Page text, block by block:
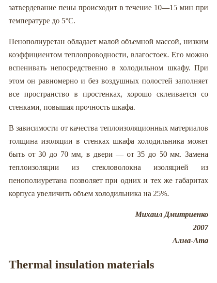
затвердевание пены происходит в течение 10—15 мин при
температуре до 5°С.
Пенополиуретан обладает малой объемной массой, низким
коэффициентом теплопроводности, влагостоек. Его можно
вспенивать непосредственно в холодильном шкафу. При
этом он равномерно и без воздушных полостей заполняет
все пространство в простенках, хорошо склеивается со
стенками, повышая прочность шкафа.
В зависимости от качества теплоизоляционных материалов
толщина изоляции в стенках шкафа холодильника может
быть от 30 до 70 мм, в двери — от 35 до 50 мм. Замена
теплоизоляции из стекловолокна изоляцией из
пенополиуретана позволяет при одних и тех же габаритах
корпуса увеличить объем холодильника на 25%.
Михаил Дмитриенко
2007
Алма-Ата
Thermal insulation materials